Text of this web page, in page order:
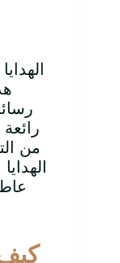
من
كيف